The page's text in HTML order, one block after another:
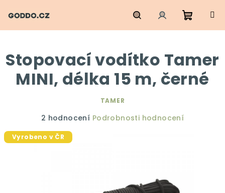
na
HledatPřihlášení
košík
Stopovací vodítko Tamer
MINI, délka 15 m, černé
TAMER
Průměrné
produktu
2 hodnocení Podrobnosti hodnocení
Vyrobeno v ČR